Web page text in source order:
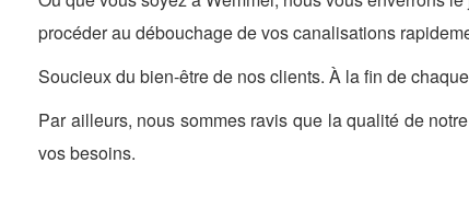
procéder au débouchage de vos canalisations
Soucieux du bien-être de nos clients. À la fin de
Par ailleurs, nous sommes ravis que la qualité de
vos besoins.